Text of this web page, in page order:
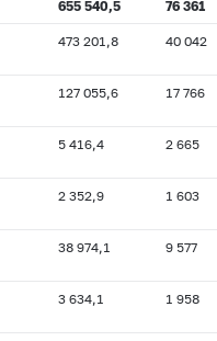
655 540,5 76 361
473 201,8 40 042
127 055,6 17 766
5 416,4 2 665
2 352,9 1 603
38 974,1 9 577
3 634,1 1 958